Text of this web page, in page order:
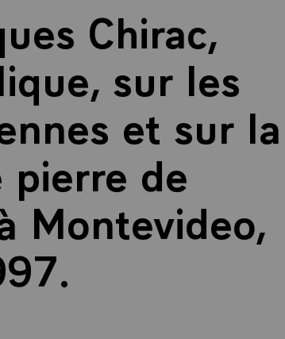
Chirac,
sur les
et sur la
pierre de
Montevideo,